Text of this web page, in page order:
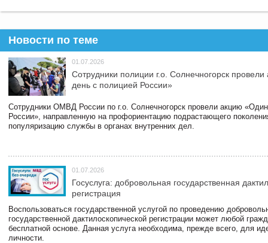
Новости по теме
01.07.2026
Сотрудники полиции г.о. Солнечногорск
день с полицией России»
Сотрудники ОМВД России по г.о. Солнечногорск провели акцию
России», направленную на профориентацию подрастающего
популяризацию службы в органах внутренних дел.
01.07.2026
Госуслуга: добровольная государственная
регистрация
Воспользоваться государственной услугой по проведению
государственной дактилоскопической регистрации может любой
бесплатной основе. Данная услуга необходима, прежде всего, для
личности.